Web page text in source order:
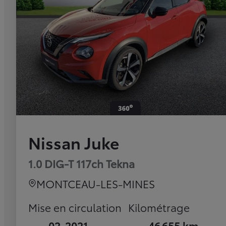
Nissan Juke
1.0 DIG-T 117ch Tekna
MONTCEAU-LES-MINES
Mise en circulation Kilométrage